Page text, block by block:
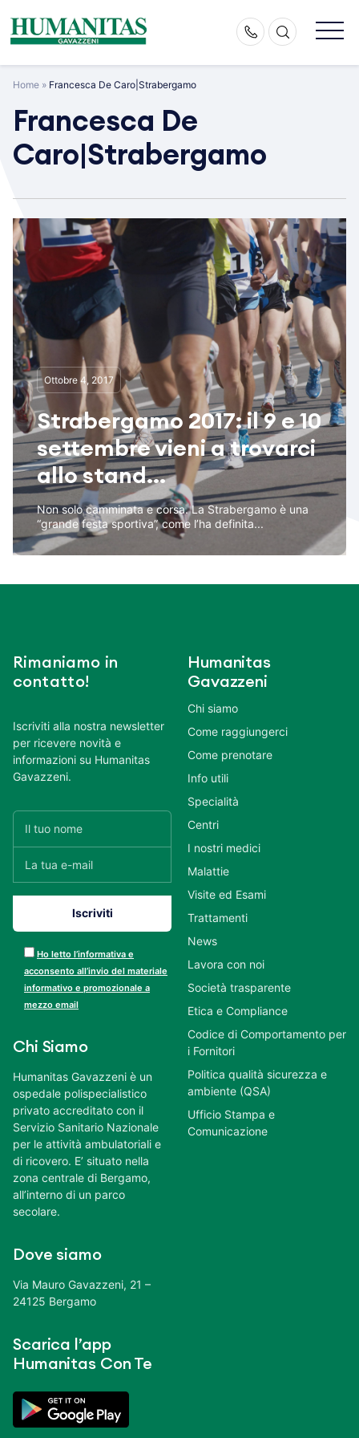
content
Home » Francesca De Caro|Strabergamo
Francesca De
Caro|Strabergamo
Ottobre 4, 2017
Strabergamo 2017: il 9 e 10
settembre vieni a trovarci
allo stand...
Non solo camminata e corsa. La Strabergamo è una
“grande festa sportiva”, come l’ha definita...
Rimaniamo in
contatto!
Iscriviti alla nostra newsletter
per ricevere novità e
informazioni su Humanitas
Gavazzeni.
Ho letto l’informativa e
acconsento all’invio del materiale
informativo e promozionale a
mezzo email
Chi Siamo
Humanitas Gavazzeni è un
ospedale polispecialistico
privato accreditato con il
Servizio Sanitario Nazionale
per le attività ambulatoriali e
di ricovero. E’ situato nella
zona centrale di Bergamo,
all’interno di un parco
secolare.
Dove siamo
Via Mauro Gavazzeni, 21 –
24125 Bergamo
Scarica l’app
Humanitas Con Te
Humanitas
Gavazzeni
Chi siamo
Come raggiungerci
Come prenotare
Info utili
Specialità
Centri
I nostri medici
Malattie
Visite ed Esami
Trattamenti
News
Lavora con noi
Società trasparente
Etica e Compliance
Codice di Comportamento per
i Fornitori
Politica qualità sicurezza e
ambiente (QSA)
Ufficio Stampa e
Comunicazione